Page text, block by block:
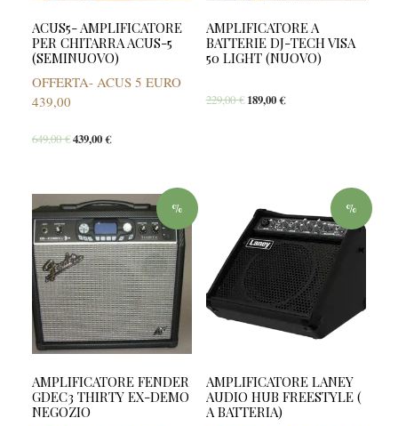
ACUS5- AMPLIFICATORE
PER CHITARRA ACUS-5
(SEMINUOVO)
OFFERTA- ACUS 5 EURO
439,00
649,00€439,00€
AMPLIFICATORE A
BATTERIE DJ-TECH VISA
50 LIGHT (NUOVO)
229,00€ 189,00€
%
AMPLIFICATORE FENDER
GDEC3 THIRTY EX-DEMO
NEGOZIO
%
AMPLIFICATORE LANEY
AUDIO HUB FREESTYLE (
A BATTERIA)